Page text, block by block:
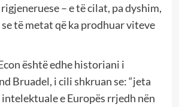
– e të cilat, pa dyshim,
të metat që ka prodhuar viteve
është edhe historiani i
Bruadel, i cili shkruan se: “jeta
e Europës rrjedh nën